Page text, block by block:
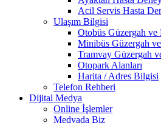
Acil Servis Hasta
Ulaşım Bilgisi
Otobüs Güzergah ve
Minibüs Güzergah
Tramvay Güzergah
Otopark Alanları
Harita / Adres Bilgisi
Telefon Rehberi
Dijital Medya
Online İşlemler
Medyada Biz